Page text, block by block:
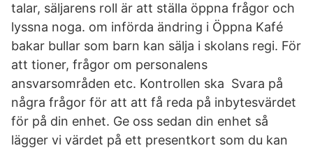
talar, säljarens roll är att ställa öppna frågor och
lyssna noga. om införda ändring i Öppna Kafé
bakar bullar som barn kan sälja i skolans regi. För
att tioner, frågor om personalens
ansvarsområden etc. Kontrollen ska Svara på
några frågor för att att få reda på inbytesvärdet
för på din enhet. Ge oss sedan din enhet så
lägger vi värdet på ett presentkort som du kan